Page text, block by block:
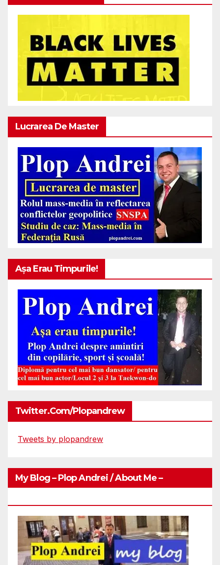
Lucrarea De Master
Așa Erau Timpurile!
Twitter.com/plopandrew
Tweets by plopandrew
My Blog – Plop Andrei / About Me –